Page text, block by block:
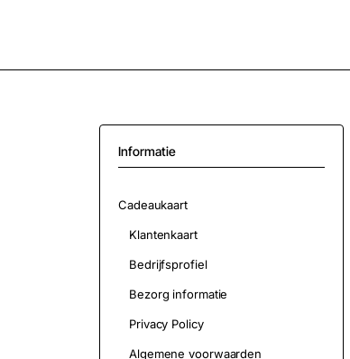
Informatie
Cadeaukaart
Klantenkaart
Bedrijfsprofiel
Bezorg informatie
Privacy Policy
Algemene voorwaarden